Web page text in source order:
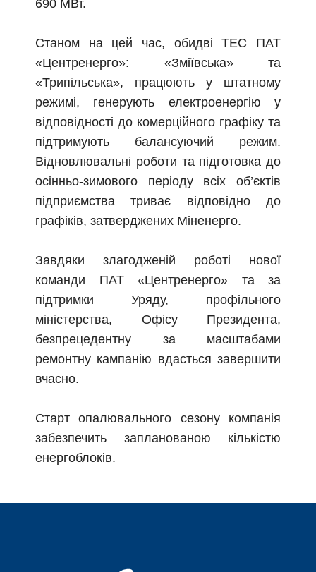
690 МВт.
Станом на цей час, обидві ТЕС ПАТ
«Центренерго»: «Зміївська» та
«Трипільська», працюють у штатному
режимі, генерують електроенергію у
відповідності до комерційного графіку та
підтримують балансуючий режим.
Відновлювальні роботи та підготовка до
осінньо-зимового періоду всіх об’єктів
підприємства триває відповідно до
графіків, затверджених Міненерго.
Завдяки злагодженій роботі нової
команди ПАТ «Центренерго» та за
підтримки Уряду, профільного
міністерства, Офісу Президента,
безпрецедентну за масштабами
ремонтну кампанію вдасться завершити
вчасно.
Старт опалювального сезону компанія
забезпечить запланованою кількістю
енергоблоків.